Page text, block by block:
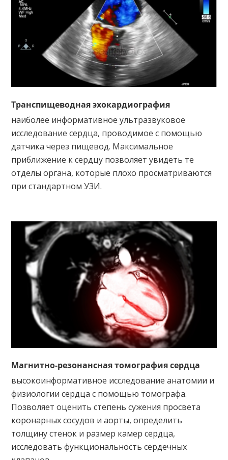
Транспищеводная эхокардиография
наиболее информативное ультразвуковое
исследование сердца, проводимое с помощью
датчика через пищевод. Максимальное
приближение к сердцу позволяет увидеть те
отделы органа, которые плохо просматриваются
при стандартном УЗИ.
Магнитно-резонансная томография сердца
высокоинформативное исследование анатомии и
физиологии сердца с помощью томографа.
Позволяет оценить степень сужения просвета
коронарных сосудов и аорты, определить
толщину стенок и размер камер сердца,
исследовать функциональность сердечных